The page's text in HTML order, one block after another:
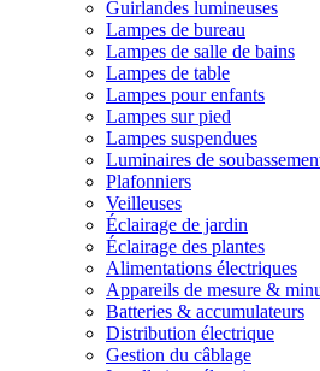
Guirlandes lumineuses
Lampes de bureau
Lampes de salle de bains
Lampes de table
Lampes pour enfants
Lampes sur pied
Lampes suspendues
Luminaires de
Plafonniers
Veilleuses
Éclairage de jardin
Éclairage des plantes
Alimentations électriques
Appareils de mesure &
Batteries & accumulateurs
Distribution électrique
Gestion du câblage